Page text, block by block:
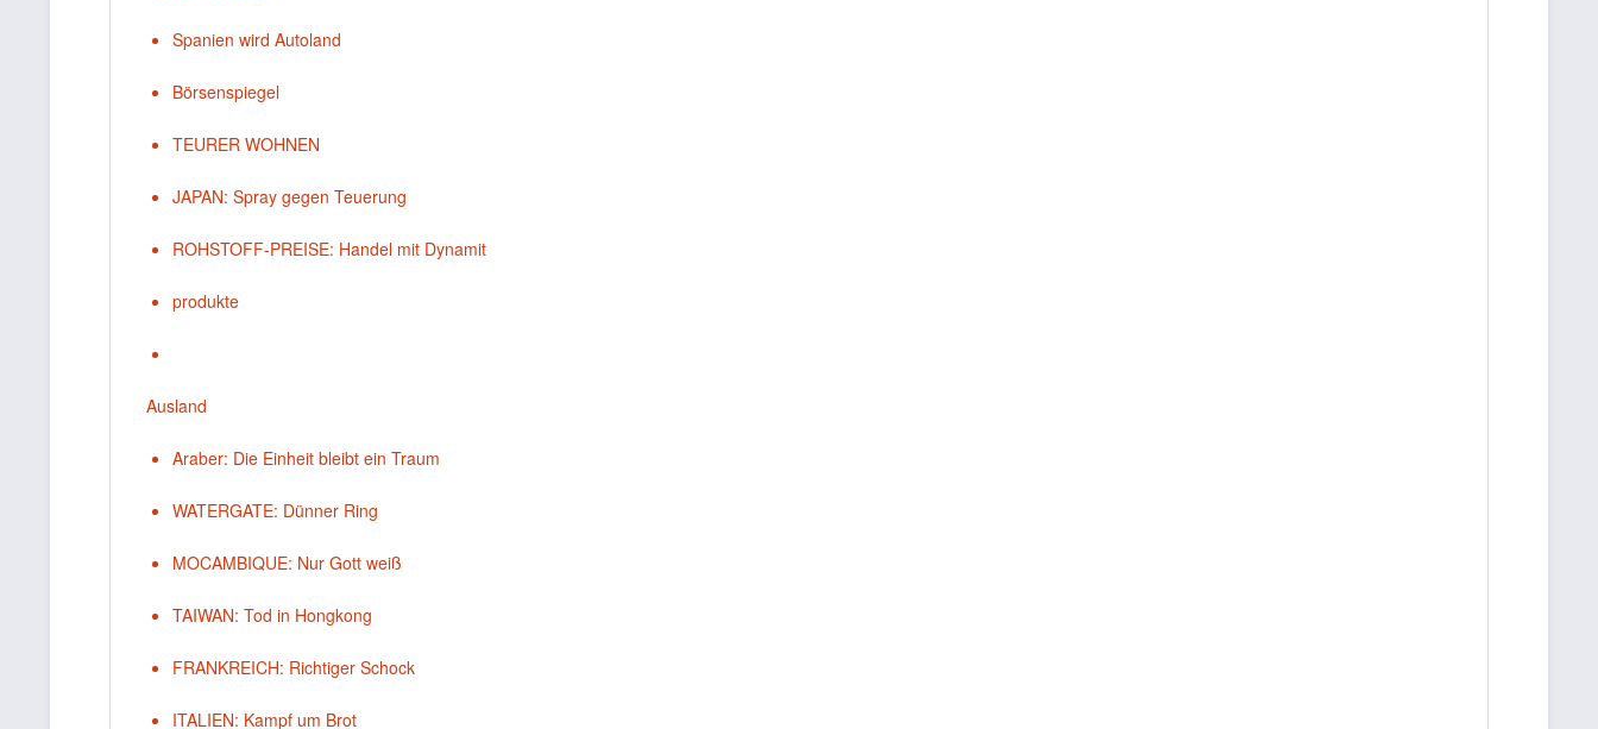
Spanien wird Autoland
Börsenspiegel
TEURER WOHNEN
JAPAN: Spray gegen Teuerung
ROHSTOFF-PREISE: Handel mit Dynamit
produkte
Ausland
Araber: Die Einheit bleibt ein Traum
WATERGATE: Dünner Ring
MOCAMBIQUE: Nur Gott weiß
TAIWAN: Tod in Hongkong
FRANKREICH: Richtiger Schock
ITALIEN: Kampf um Brot